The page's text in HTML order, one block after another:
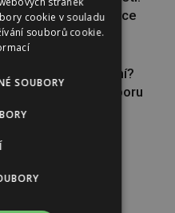
reprodukce
systém v ohrožení?
nutriční podporu
cookie v souladu
souborů cookie.
SOUBORY